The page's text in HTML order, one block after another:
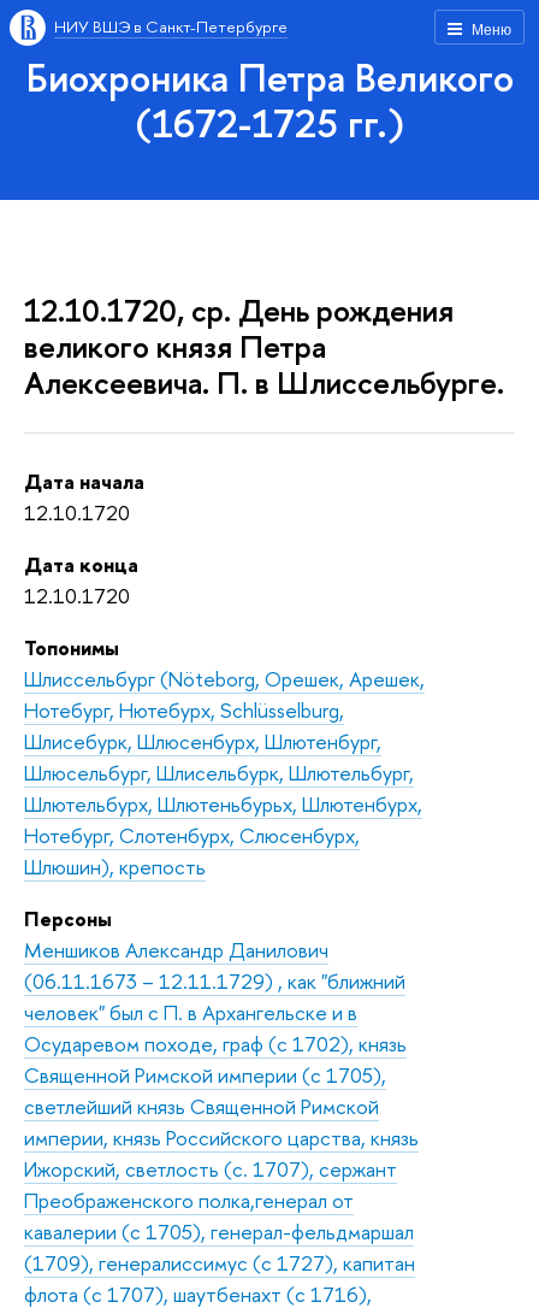
Меню
НИУ ВШЭ в Санкт-Петербурге
Биохроника Петра Великого
(1672-1725 гг.)
12.10.1720, ср. День рождения
великого князя Петра
Алексеевича. П. в Шлиссельбурге.
Дата начала
12.10.1720
Дата конца
12.10.1720
Топонимы
Шлиссельбург (Nöteborg, Орешек, Арешек,
Нотебург, Нютебурх, Schlüsselburg,
Шлисебурк, Шлюсенбурх, Шлютенбург,
Шлюсельбург, Шлисельбурк, Шлютельбург,
Шлютельбурх, Шлютеньбурьх, Шлютенбурх,
Нотебург, Слотенбурх, Слюсенбурх,
Шлюшин), крепость
Персоны
Меншиков Александр Данилович
(06.11.1673 – 12.11.1729) , как "ближний
человек" был с П. в Архангельске и в
Осударевом походе, граф (с 1702), князь
Священной Римской империи (с 1705),
светлейший князь Священной Римской
империи, князь Российского царства, князь
Ижорский, светлость (с. 1707), сержант
Преображенского полка,генерал от
кавалерии (с 1705), генерал-фельдмаршал
(1709), генералиссимус (с 1727), капитан
флота (с 1707), шаутбенахт (с 1716),